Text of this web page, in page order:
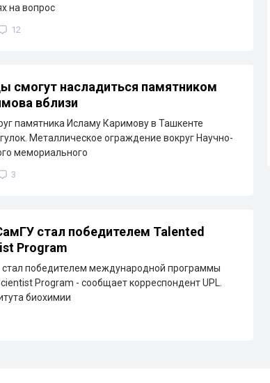
на вопрос
12
смогут насладиться памятником
вблизи
памятника Исламу Каримову в Ташкенте
Металлическое ограждение вокруг Научно-
мемориального
3
стал победителем Talented
Program
победителем международной программы
Program - сообщает корреспондент UPL.
биохимии